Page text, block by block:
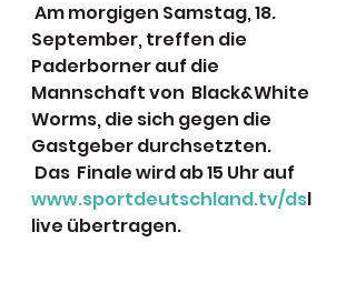
September, treffen die
Paderborner auf die
Mannschaft von  Black&White
Worms, die sich gegen die
Gastgeber durchsetzten.
Das  Finale wird ab 15 Uhr auf
www.sportdeutschland.tv/dsl
live übertragen.